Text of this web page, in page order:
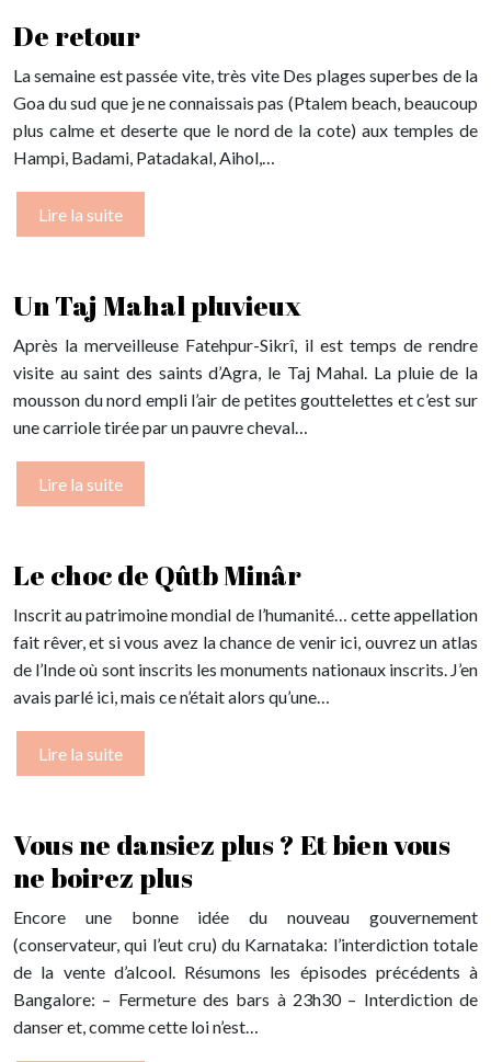
De retour
La semaine est passée vite, très vite Des plages superbes de la
Goa du sud que je ne connaissais pas (Ptalem beach, beaucoup
plus calme et deserte que le nord de la cote) aux temples de
Hampi, Badami, Patadakal, Aihol,…
Lire la suite
Un Taj Mahal pluvieux
Après la merveilleuse Fatehpur-Sikrî, il est temps de rendre
visite au saint des saints d’Agra, le Taj Mahal. La pluie de la
mousson du nord empli l’air de petites gouttelettes et c’est sur
une carriole tirée par un pauvre cheval…
Lire la suite
Le choc de Qûtb Minâr
Inscrit au patrimoine mondial de l’humanité… cette appellation
fait rêver, et si vous avez la chance de venir ici, ouvrez un atlas
de l’Inde où sont inscrits les monuments nationaux inscrits. J’en
avais parlé ici, mais ce n’était alors qu’une…
Lire la suite
Vous ne dansiez plus ? Et bien vous
ne boirez plus
Encore une bonne idée du nouveau gouvernement
(conservateur, qui l’eut cru) du Karnataka: l’interdiction totale
de la vente d’alcool. Résumons les épisodes précédents à
Bangalore: – Fermeture des bars à 23h30 – Interdiction de
danser et, comme cette loi n’est…